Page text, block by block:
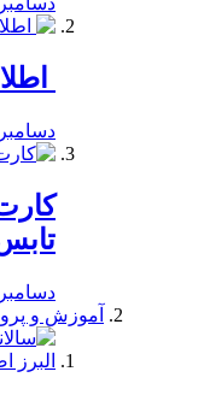
دسامبر 25, 2019
دسامبر 25, 2019
آموزش و